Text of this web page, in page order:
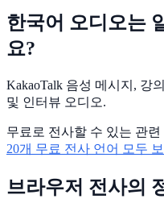
한국어 오디오는
요?
KakaoTalk 음성 메시지, 강
및 인터뷰 오디오.
무료로 전사할 수 있는 관련
20개 무료 전사 언어 모두 보
브라우저 전사의